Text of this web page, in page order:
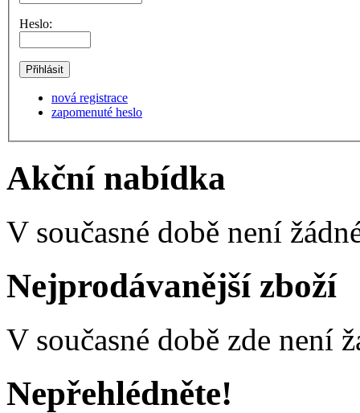
Heslo:
nová registrace
zapomenuté heslo
Akční nabídka
V současné době není
Nejprodávanější zboží
V současné době zde není
Nepřehlédněte!